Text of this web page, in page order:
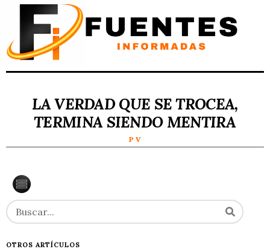
LA VERDAD QUE SE TROCEA,
TERMINA SIENDO MENTIRA
P V
OTROS ARTÍCULOS